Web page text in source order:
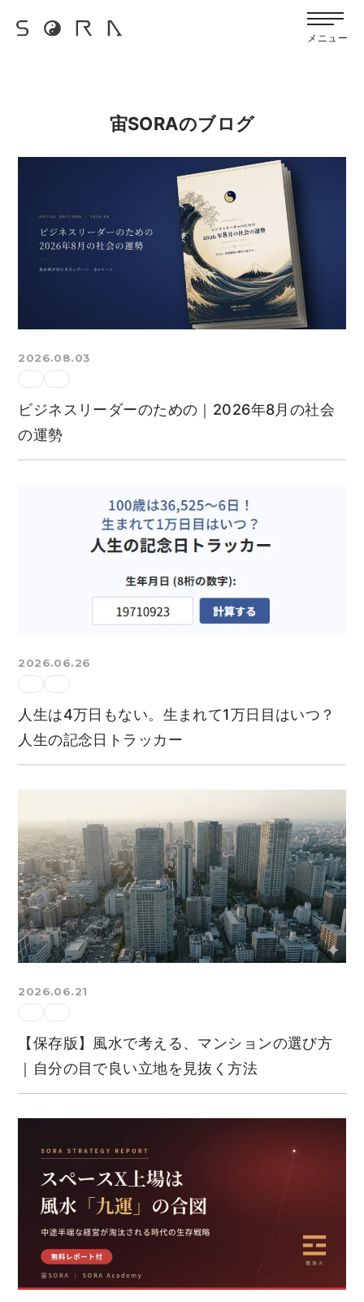
メニュー
宙SORAのブログ
2026.08.03
ビジネスリーダーのための｜2026年8月の社会
の運勢
2026.06.26
人生は4万日もない。生まれて1万日目はいつ？
人生の記念日トラッカー
2026.06.21
【保存版】風水で考える、マンションの選び方
｜自分の目で良い立地を見抜く方法